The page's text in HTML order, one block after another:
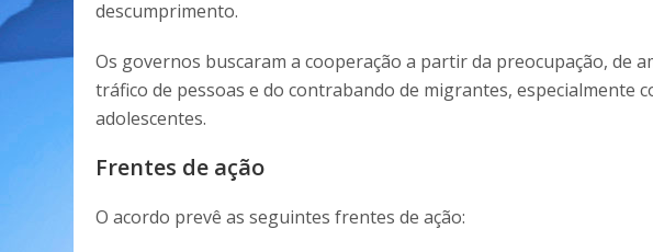
descumprimento.
Os governos buscaram a cooperação a partir da preocupação, de
tráfico de pessoas e do contrabando de migrantes, especialmente
adolescentes.
Frentes de ação
O acordo prevê as seguintes frentes de ação: